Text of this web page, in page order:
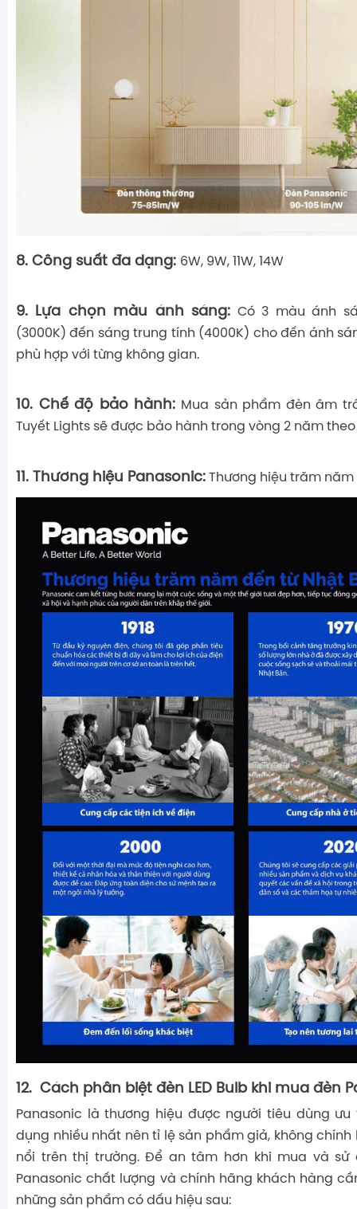
8. Công suất đa dạng: 6W, 9W, 11W, 14W
9. Lựa chọn màu ánh sáng: Có 3 màu ánh
(3000K) đến sáng trung tính (4000K) cho đến ánh
phù hợp với từng không gian.
10. Chế độ bảo hành: Mua sản phẩm đèn âm
Tuyết Lights sẽ được bảo hành trong vòng 2 năm theo
11. Thương hiệu Panasonic: Thương hiệu trăm năm
12. Cách phân biệt đèn LED Bulb khi mua đèn
Panasonic là thương hiệu được người tiêu dùng ưu
dụng nhiều nhất nên tỉ lệ sản phẩm giả, không
nổi trên thị trường. Để an tâm hơn khi mua và sử
Panasonic chất lượng và chính hãng khách hàng
những sản phẩm có dấu hiệu sau: